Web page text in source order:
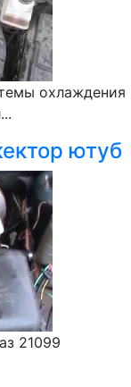
охлаждения
ютуб
21099